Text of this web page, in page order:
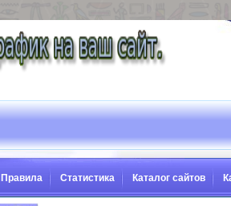
Правила Статистика Каталог сайтов